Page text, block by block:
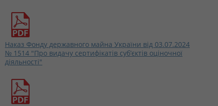
Наказ Фонду державного майна України від 03.07.2024
№ 1514 "Про видачу сертифікатів суб’єктів оціночної
діяльності"